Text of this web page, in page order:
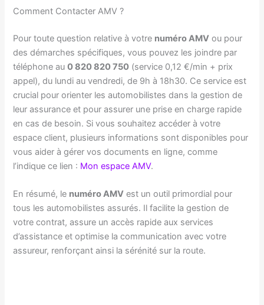
Comment Contacter AMV ?
Pour toute question relative à votre numéro AMV ou pour
des démarches spécifiques, vous pouvez les joindre par
téléphone au0 820 820 750 (service 0,12 €/min + prix
appel), du lundi au vendredi, de 9h à 18h30. Ce service est
crucial pour orienter les automobilistes dans la gestion de
leur assurance et pour assurer une prise en charge rapide
en cas de besoin. Si vous souhaitez accéder à votre
espace client, plusieurs informations sont disponibles pour
vous aider à gérer vos documents en ligne, comme
l’indique ce lien : Mon espace AMV.
En résumé, le numéro AMV est un outil primordial pour
tous les automobilistes assurés. Il facilite la gestion de
votre contrat, assure un accès rapide aux services
d’assistance et optimise la communication avec votre
assureur, renforçant ainsi la sérénité sur la route.